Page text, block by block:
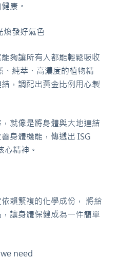
康。
煥發好氣色
夠讓所有人都能輕鬆吸收
純萃、高濃度的植物精
，調配出黃金比例用心製
就像是將身體與大地連結
身體機能，傳遞出 ISG
心精神。
賴繁複的化學成份， 將給
讓身體保健成為一件簡單
need